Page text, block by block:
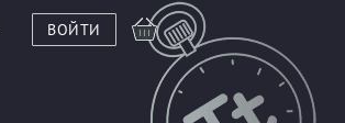
ВОЙТИ